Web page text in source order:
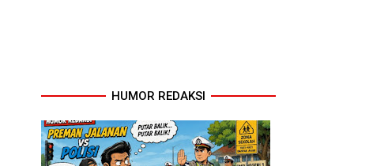
HUMOR REDAKSI